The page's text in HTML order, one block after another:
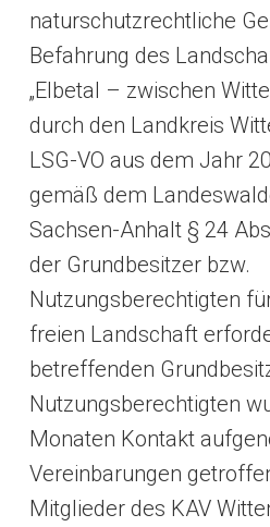
naturschutzrechtliche
Befahrung des
„Elbetal – zwischen
durch den Landkreis
LSG-VO aus dem Jahr
gemäß dem
Sachsen-Anhalt § 24
der Grundbesitzer bzw.
Nutzungsberechtigten
freien Landschaft
betreffenden
Nutzungsberechtigten
Monaten Kontakt
Vereinbarungen
Mitglieder des KAV